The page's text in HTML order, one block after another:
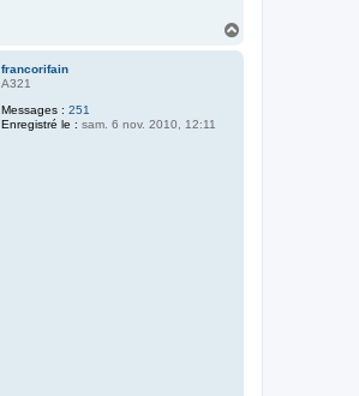
francorifain
A321
Messages : 251
Enregistré le : sam. 6 nov. 2010, 12:11